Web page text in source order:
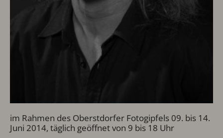
im Rahmen des Oberstdorfer Fotogipfels 09. bis 14.
Juni 2014, täglich geöffnet von 9 bis 18 Uhr